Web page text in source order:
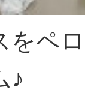
をペ
♪